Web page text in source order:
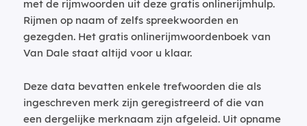
met de rijmwoorden uit deze gratis onlinerijmhulp.
Rijmen op naam of zelfs spreekwoorden en
gezegden. Het gratis onlinerijmwoordenboek van
Van Dale staat altijd voor u klaar.
Deze data bevatten enkele trefwoorden die als
ingeschreven merk zijn geregistreerd of die van
een dergelijke merknaam zijn afgeleid. Uit opname